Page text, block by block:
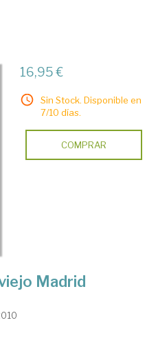
16,95 €
Sin Stock. Disponible en
7/10 días.
COMPRAR
Madrid